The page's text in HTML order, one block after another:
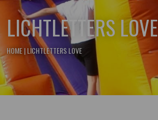
LICHTLETTERS LOVE
HOME|LICHTLETTERS LOVE